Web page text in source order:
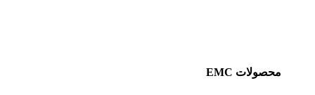
محصولات EMC